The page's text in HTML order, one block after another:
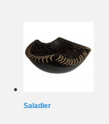
Saladier